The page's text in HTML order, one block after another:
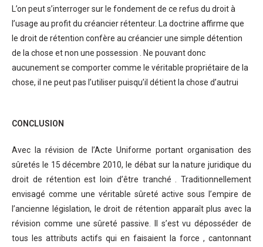
L’on peut s’interroger sur le fondement de ce refus du droit à
l’usage au profit du créancier rétenteur. La doctrine affirme que
le droit de rétention confère au créancier une simple détention
de la chose et non une possession . Ne pouvant donc
aucunement se comporter comme le véritable propriétaire de la
chose, il ne peut pas l’utiliser puisqu’il détient la chose d’autrui
CONCLUSION
Avec la révision de l’Acte Uniforme portant organisation des
sûretés le 15 décembre 2010, le débat sur la nature juridique du
droit de rétention est loin d’être tranché . Traditionnellement
envisagé comme une véritable sûreté active sous l’empire de
l’ancienne législation, le droit de rétention apparaît plus avec la
révision comme une sûreté passive. Il s’est vu déposséder de
tous les attributs actifs qui en faisaient la force , cantonnant